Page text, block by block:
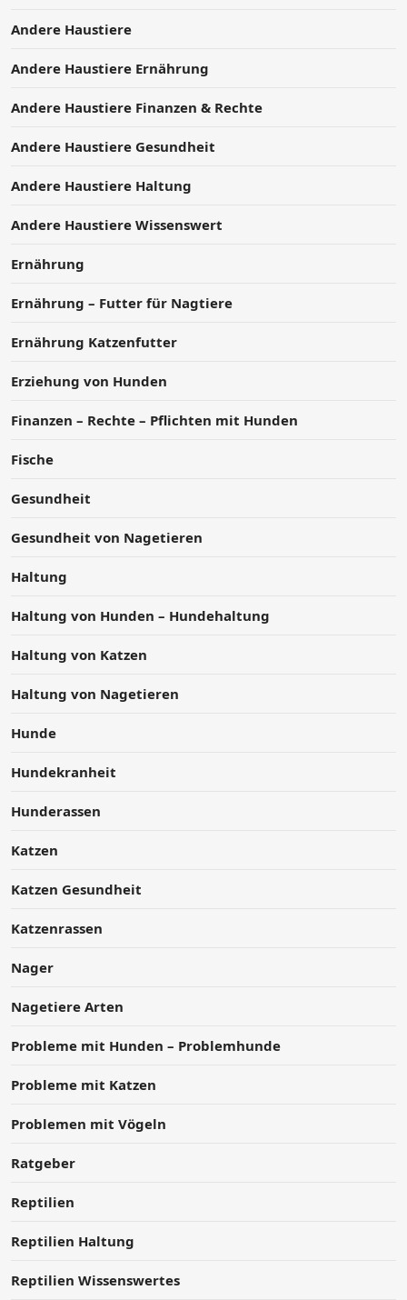
Andere Haustiere
Andere Haustiere Ernährung
Andere Haustiere Finanzen & Rechte
Andere Haustiere Gesundheit
Andere Haustiere Haltung
Andere Haustiere Wissenswert
Ernährung
Ernährung – Futter für Nagtiere
Ernährung Katzenfutter
Erziehung von Hunden
Finanzen – Rechte – Pflichten mit Hunden
Fische
Gesundheit
Gesundheit von Nagetieren
Haltung
Haltung von Hunden – Hundehaltung
Haltung von Katzen
Haltung von Nagetieren
Hunde
Hundekranheit
Hunderassen
Katzen
Katzen Gesundheit
Katzenrassen
Nager
Nagetiere Arten
Probleme mit Hunden – Problemhunde
Probleme mit Katzen
Problemen mit Vögeln
Ratgeber
Reptilien
Reptilien Haltung
Reptilien Wissenswertes